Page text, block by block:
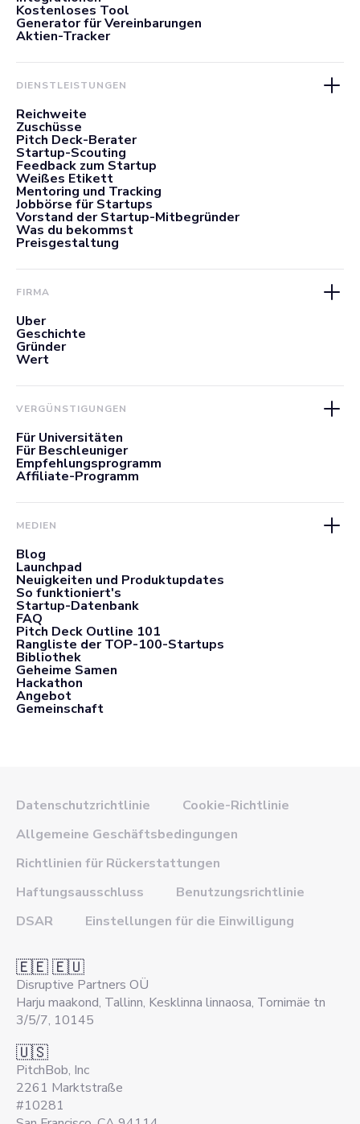
Kostenloses Tool
Generator für Vereinbarungen
Aktien-Tracker
DIENSTLEISTUNGEN
Reichweite
Zuschüsse
Pitch Deck-Berater
Startup-Scouting
Feedback zum Startup
Weißes Etikett
Mentoring und Tracking
Jobbörse für Startups
Vorstand der Startup-Mitbegründer
Was du bekommst
Preisgestaltung
FIRMA
Über
Geschichte
Gründer
Wert
VERGÜNSTIGUNGEN
Für Universitäten
Für Beschleuniger
Empfehlungsprogramm
Affiliate-Programm
MEDIEN
Blog
Launchpad
Neuigkeiten und Produktupdates
So funktioniert's
Startup-Datenbank
FAQ
Pitch Deck Outline 101
Rangliste der TOP-100-Startups
Bibliothek
Geheime Samen
Hackathon
Angebot
Gemeinschaft
Datenschutzrichtlinie
Cookie-Richtlinie
Allgemeine Geschäftsbedingungen
Richtlinien für Rückerstattungen
Haftungsausschluss
Benutzungsrichtlinie
DSAR
Einstellungen für die Einwilligung
🇪🇪 🇪🇺
Disruptive Partners OÜ
Harju maakond, Tallinn, Kesklinna linnaosa, Tornimäe tn
3/5/7, 10145
🇺🇸
PitchBob, Inc
2261 Marktstraße
#10281